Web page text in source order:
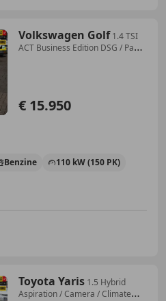
Volkswagen Golf 1.4 TSI
ACT Business Edition DSG / Pano
€ 15.950
Benzine 110 kW (150 PK)
Toyota Yaris 1.5 Hybrid
Aspiration / Camera / Climate